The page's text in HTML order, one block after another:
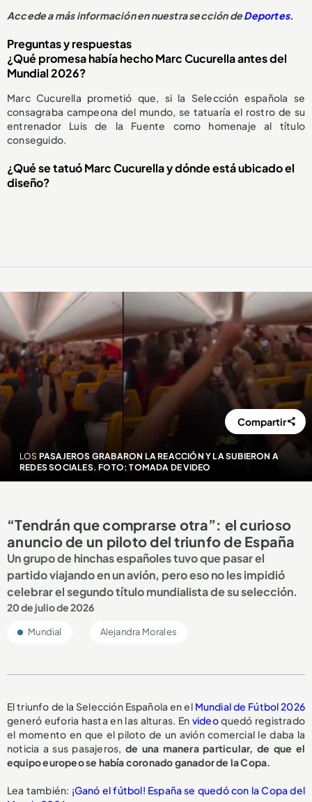
Accede a más información en nuestra sección deDeportes.
Preguntas y respuestas
¿Qué promesa había hecho Marc Cucurella antes del
Mundial 2026?
Marc Cucurella prometió que, si la Selección española se
consagraba campeona del mundo, se tatuaría el rostro de su
entrenador Luis de la Fuente como homenaje al título
conseguido.
¿Qué se tatuó Marc Cucurella y dónde está ubicado el
diseño?
LOS PASAJEROS GRABARON LA REACCIÓN Y LA SUBIERON A
REDES SOCIALES. FOTO: TOMADA DE VIDEO
Compartir
“Tendrán que comprarse otra”: el curioso
anuncio de un piloto del triunfo de España
Un grupo de hinchas españoles tuvo que pasar el
partido viajando en un avión, pero eso no les impidió
celebrar el segundo título mundialista de su selección.
20 de julio de 2026
Mundial Alejandra Morales
El triunfo de la Selección Española en elMundial de Fútbol 2026
generó euforia hasta en las alturas. En videoquedó registrado
el momento en que el piloto de un avión comercial le daba la
noticia a sus pasajeros, de una manera particular, de que el
equipo europeo se había coronado ganador de la Copa.
Lea también: ¡Ganó el fútbol! España se quedó con la Copa del